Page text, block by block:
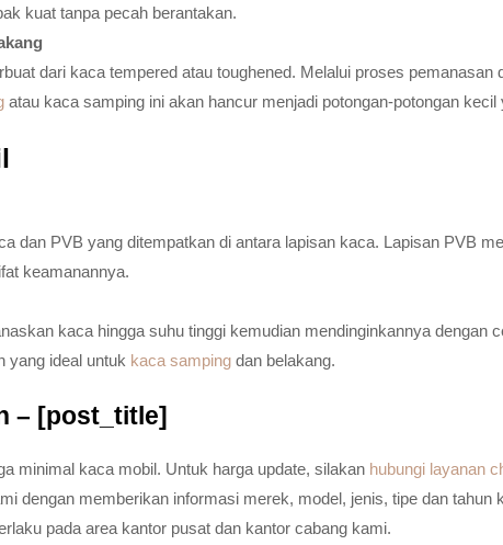
kuat tanpa pecah berantakan.
dari kaca tempered atau toughened. Melalui proses
atau kaca samping ini akan hancur menjadi potongan-potongan
dan PVB yang ditempatkan di antara lapisan kaca. Lapisan PVB
keamanannya.
kaca hingga suhu tinggi kemudian mendinginkannya
yang ideal untuk kaca samping dan belakang.
– [post_title]
minimal kaca mobil. Untuk harga update, silakan hubungi layanan
dengan memberikan informasi merek, model, jenis, tipe dan tahun
pada area kantor pusat dan kantor cabang kami.